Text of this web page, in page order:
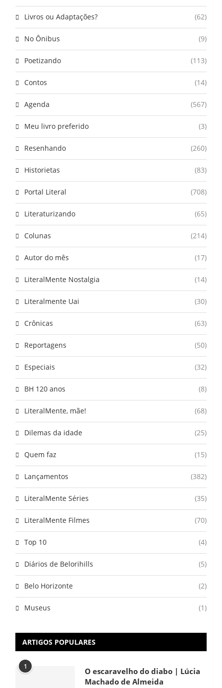
Livros ou Adaptações? (62)
No Ônibus (9)
Poetizando (113)
Contos (14)
Agenda (567)
Meu livro preferido (3)
Resenhando (260)
Historietas (83)
Portal Literal (708)
Literaturizando (65)
Colunas (214)
Autor do mês (17)
LiteralMente Nostalgia (14)
Literalmente Uai (30)
Crônicas (63)
Reportagens (50)
Especiais (32)
BH 120 anos (8)
LiteralMente, mãe! (68)
Dilemas da idade (25)
Quem faz (15)
Lançamentos (382)
LiteralMente Séries (35)
LiteralMente Filmes (70)
Top 10 (4)
Diários de Belorihills (5)
Belo Horizonte (2)
Museus (1)
ARTIGOS POPULARES
1
O escaravelho do diabo | Lúcia
Machado de Almeida